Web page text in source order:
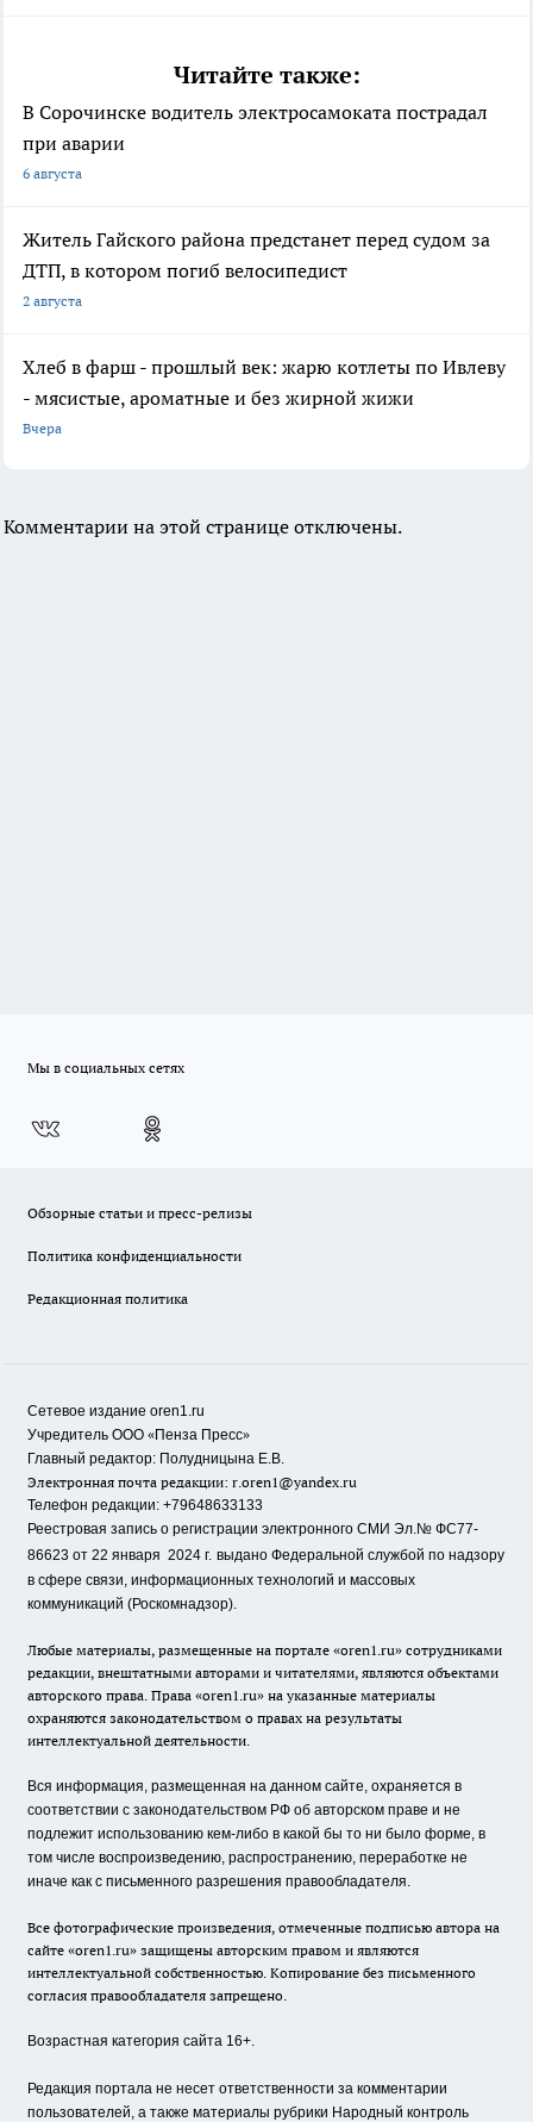
Читайте также:
В Сорочинске водитель электросамоката пострадал
при аварии
6 августа
Житель Гайского района предстанет перед судом за
ДТП, в котором погиб велосипедист
2 августа
Хлеб в фарш - прошлый век: жарю котлеты по Ивлеву
- мясистые, ароматные и без жирной жижи
Вчера
Комментарии на этой странице отключены.
Мы в социальных сетях
Обзорные статьи и пресс-релизы
Политика конфиденциальности
Редакционная политика
Сетевое издание oren1.ru
Учредитель ООО «Пенза Пресс»
Главный редактор: Полудницына Е.В.
Электронная почта редакции: r.oren1@yandex.ru
Телефон редакции: +79648633133
Реестровая запись о регистрации электронного СМИ Эл.№ ФС77-
86623 от 22 января 2024 г. выдано Федеральной службой по надзору
в сфере связи, информационных технологий и массовых
коммуникаций (Роскомнадзор).
Любые материалы, размещенные на портале «oren1.ru» сотрудниками
редакции, внештатными авторами и читателями, являются объектами
авторского права. Права «oren1.ru» на указанные материалы
охраняются законодательством о правах на результаты
интеллектуальной деятельности.
Вся информация, размещенная на данном сайте, охраняется в
соответствии с законодательством РФ об авторском праве и не
подлежит использованию кем-либо в какой бы то ни было форме, в
том числе воспроизведению, распространению, переработке не
иначе как с письменного разрешения правообладателя.
Все фотографические произведения, отмеченные подписью автора на
сайте «oren1.ru» защищены авторским правом и являются
интеллектуальной собственностью. Копирование без письменного
согласия правообладателя запрещено.
Возрастная категория сайта 16+.
Редакция портала не несет ответственности за комментарии
пользователей, а также материалы рубрики Народный контроль